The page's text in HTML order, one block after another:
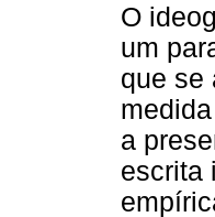
O
um
que se
a
escrita